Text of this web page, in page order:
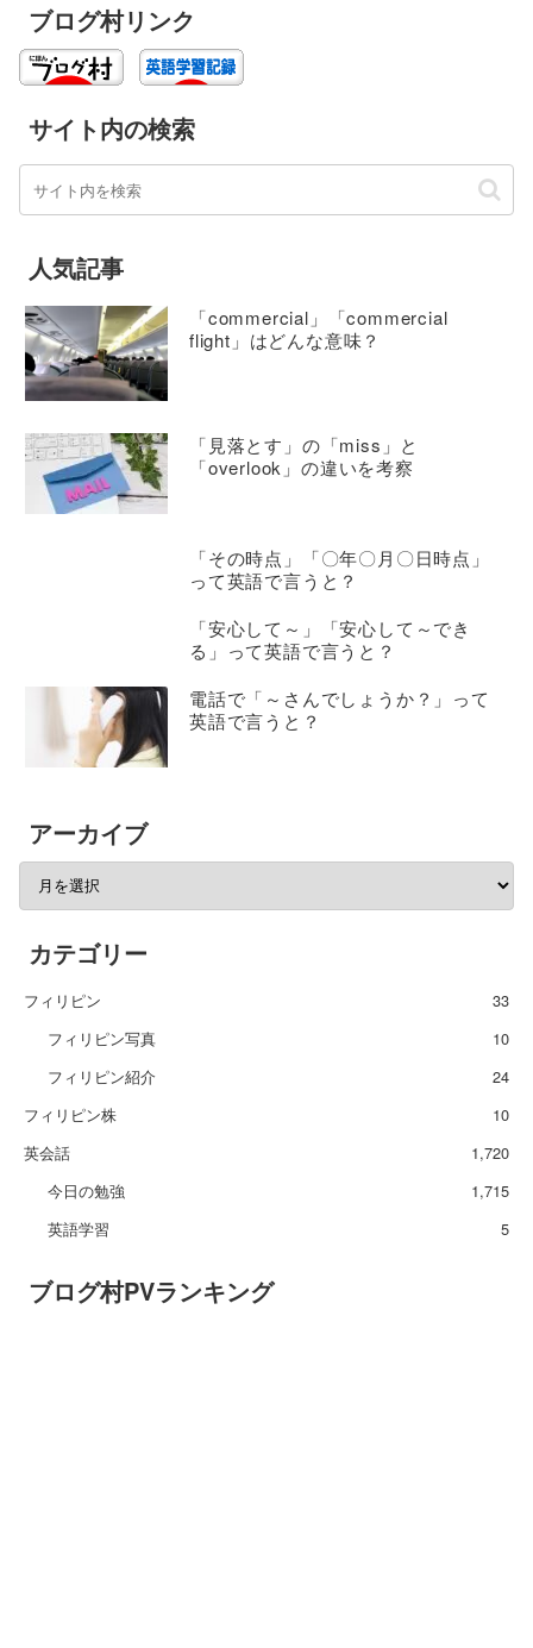
ブログ村リンク
サイト内の検索
人気記事
「commercial」「commercial
flight」はどんな意味？
「見落とす」の「miss」と
「overlook」の違いを考察
「その時点」「〇年〇月〇日時点」
って英語で言うと？
「安心して～」「安心して～でき
る」って英語で言うと？
電話で「～さんでしょうか？」って
英語で言うと？
アーカイブ
カテゴリー
フィリピン
33
フィリピン写真
10
フィリピン紹介
24
フィリピン株
10
英会話
1,720
今日の勉強
1,715
英語学習
5
ブログ村PVランキング